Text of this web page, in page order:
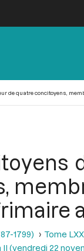
de quatre concitoyens,
1799)
Tome
(vendredi 22